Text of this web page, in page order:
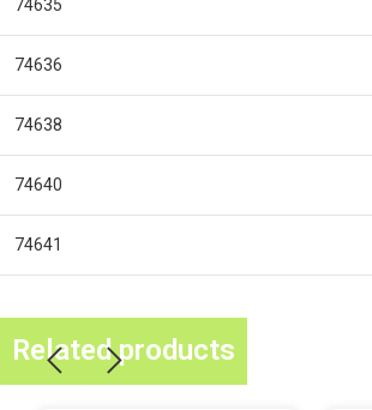
74635
74636
74638
74640
74641
Related products